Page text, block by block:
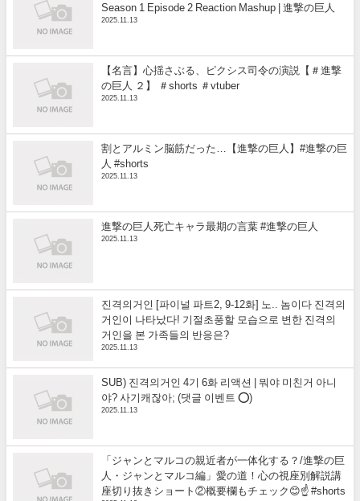
Season 1 Episode 2 Reaction Mashup | 進撃の巨人
2025.11.13
【名言】心揺さぶる、ピクシス司令の演説【＃進撃
の巨人 ２】 ＃shorts ＃vtuber
2025.11.13
割とアルミン脳筋だった…【進撃の巨人】#進撃の巨
人 #shorts
2025.11.13
進撃の巨人死亡キャラ最期の言葉 #進撃の巨人
2025.11.13
진격의거인 [파이널 파트2, 9-12화] 노.. 놈이다 진격의
거인이 나타났다! 기절초풍할 모습으로 변한 진격의
거인을 본 가족들의 반응은?
2025.11.13
SUB) 진격의거인 4기 6화 리액션 | 뭐야 미친거 아니
야? 사기캐잖아; (댓글 이벤트 ⭕)
2025.11.13
「ジャンとマルコの親近者が一体化する？/進撃の巨
人・ジャンとマルコ編」愛の道！心の視座別解説講
座切り抜きショート②概要欄もチェック😊☝️ #shorts